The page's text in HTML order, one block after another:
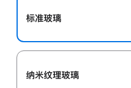
标准玻璃
纳米纹理玻璃